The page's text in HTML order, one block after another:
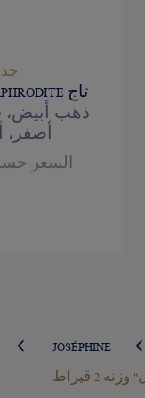
تاج APHRODITE "أفروديت"
ذهب
أصفر،
السعر
JOSÉPHINE